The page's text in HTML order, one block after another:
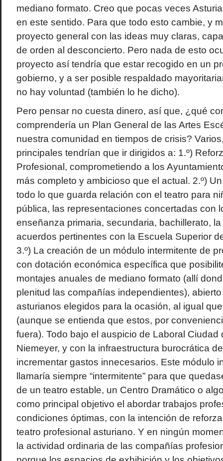
mediano formato. Creo que pocas veces
en este sentido. Para que todo esto cambie, y
proyecto general con las ideas muy claras,
de orden al desconcierto. Pero nada de esto
proyecto así tendría que estar recogido en un
gobierno, y a ser posible respaldado
no hay voluntad (también lo he dicho).
Pero pensar no cuesta dinero, así que, ¿qué
comprendería un Plan General de las Artes
nuestra comunidad en tiempos de crisis?
principales tendrían que ir dirigidos a: 1.º)
Profesional, comprometiendo a los
más completo y ambicioso que el actual. 2.º)
todo lo que guarda relación con el teatro para
pública, las representaciones concertadas con
enseñanza primaria, secundaria, bachillerato,
acuerdos pertinentes con la Escuela Superior
3.º) La creación de un módulo intermitente de
con dotación económica específica que
montajes anuales de mediano formato (allí
plenitud las compañías independientes),
asturianos elegidos para la ocasión, al igual
(aunque se entienda que estos, por
fuera). Todo bajo el auspicio de Laboral Ciudad
Niemeyer, y con la infraestructura burocrática
incrementar gastos innecesarios. Este módulo
llamaría siempre “intermitente” para que
de un teatro estable, un Centro Dramático o
como principal objetivo el abordar trabajos
condiciones óptimas, con la intención de
teatro profesional asturiano. Y en ningún
la actividad ordinaria de las compañías